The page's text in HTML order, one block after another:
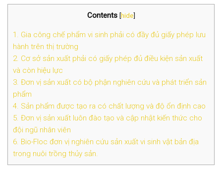
Contents [hide]
1. Gia công chế phẩm vi sinh phải có đầy đủ giấy phép lưu
hành trên thị trường
2. Cơ sở sản xuất phải có giấy phép đủ điều kiện sản xuất
và còn hiệu lực
3. Đơn vị sản xuất có bộ phận nghiên cứu và phát triển sản
phẩm
4. Sản phẩm được tạo ra có chất lượng và độ ổn định cao
5. Đơn vị sản xuất luôn đào tạo và cập nhật kiến thức cho
đội ngũ nhân viên
6. Bio-Floc đơn vị nghiên cứu sản xuất vi sinh vật bản địa
trong nuôi trồng thủy sản.